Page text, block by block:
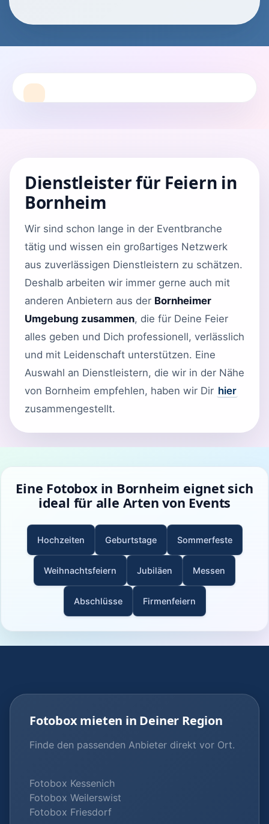
Dienstleister für Feiern in
Bornheim
Wir sind schon lange in der Eventbranche
tätig und wissen ein großartiges Netzwerk
aus zuverlässigen Dienstleistern zu schätzen.
Deshalb arbeiten wir immer gerne auch mit
anderen Anbietern aus der Bornheimer
Umgebung zusammen, die für Deine Feier
alles geben und Dich professionell, verlässlich
und mit Leidenschaft unterstützen. Eine
Auswahl an Dienstleistern, die wir in der Nähe
von Bornheim empfehlen, haben wir Dir hier
zusammengestellt.
Eine Fotobox in Bornheim eignet sich
ideal für alle Arten von Events
Hochzeiten Geburtstage Sommerfeste
Weihnachtsfeiern Jubiläen Messen
Abschlüsse Firmenfeiern
Fotobox mieten in Deiner Region
Finde den passenden Anbieter direkt vor Ort.
Fotobox Kessenich
Fotobox Weilerswist
Fotobox Friesdorf